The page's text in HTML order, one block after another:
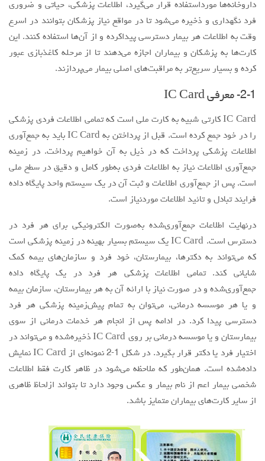
داروخانه‌ها مورداستفاده قرار می‌گیرد، اطلاعات پزشكي، حياتي و ضروري
فرد نگهداري و ذخيره می‌شود تا در مواقع نياز پزشكان بتوانند در اسرع
وقت به اطلاعات هر بيمار دسترسي پیداکرده و از آن‌ها استفاده كنند. اين
کارت‌ها به پزشكان و بيماران اجازه می‌دهند تا از مرحله کاغذبازی عبور
كرده و بسيار سریع‌تر به مراقبت‌های اصلي بيمار می‌پردازند.
2-1- معرفی IC Card
IC Card کارتی شبیه به کارت ملی است که تمامی اطلاعات فردی پزشکی
را در خود جمع کرده است. قبل از پرداختن به IC Card باید به جمع‌آوری
اطلاعات پزشکی پرداخت که در ذیل به آن خواهیم پرداخت. در زمینه
جمع‌آوری اطلاعات نیاز به اطلاعات فردی به‌طور کامل و دقیق در سطح ملی
است. پس از جمع‌آوری اطلاعات و ثبت آن در یک سیستم واحد پایگاه داده
فرایند تبادل و تائید اطلاعات موردنیاز است.
درنهایت اطلاعات جمع‌آوری‌شده به‌صورت الکترونیکی برای هر فرد در
دسترس است. IC Card یک سیستم بسیار بهینه در زمینه پزشکی است
که می‌تواند به دکترها، بیمارستان، خود فرد و سازمان‌های بیمه کمک
شایانی کند. تمامی اطلاعات پزشکی هر فرد در یک پایگاه داده
جمع‌آوری‌شده و در صورت نیاز با ارائه آن به هر بیمارستان، سازمان بیمه
و یا هر موسسه درمانی، می‌توان به تمام پیش‌زمینه پزشکی هر فرد
دسترسی پیدا کرد. در ادامه پس از انجام هر خدمات درمانی از سوی
بیمارستان و یا موسسه درمانی بر روی IC Card ذخیره‌شده و می‌تواند در
اختیار فرد یا دکتر قرار بگیرد. در شکل 1-2 نمونه‌ای از IC Card نمایش
داده‌شده است. همان‌طور که ملاحظه می‌شود در ظاهر کارت فقط اطلاعات
شخصی بیمار اعم از نام بیمار و عکس وجود دارد تا بتواند ازلحاظ ظاهری
از سایر کارت‌های بیماران متمایز باشد.